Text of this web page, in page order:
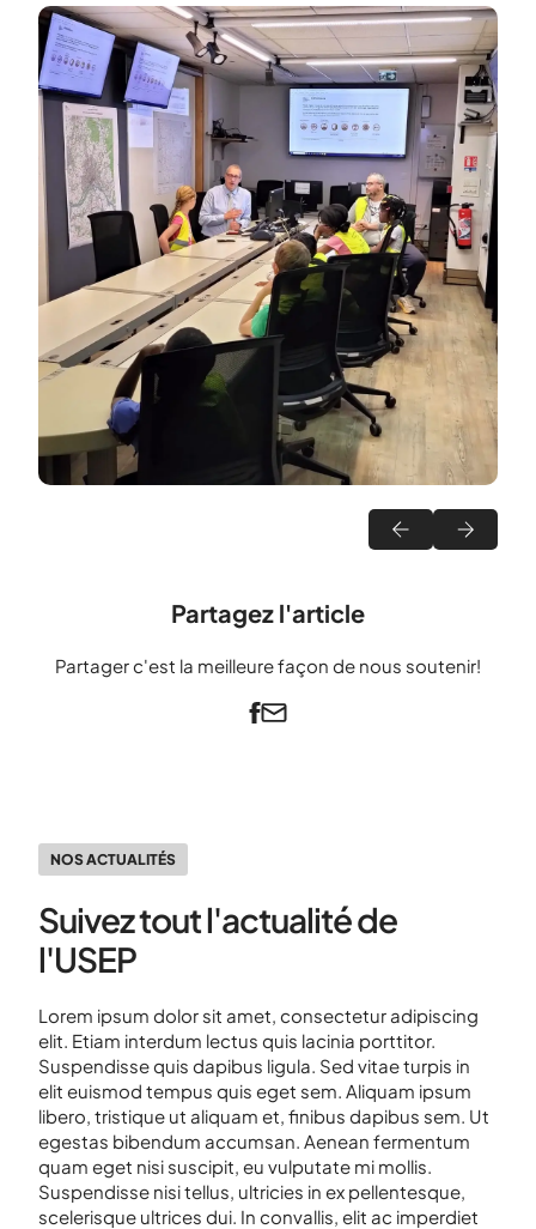
Partagez l'article
Partager c'est la meilleure façon de nous soutenir!
NOS ACTUALITÉS
Suivez tout l'actualité de
l'USEP
Lorem ipsum dolor sit amet, consectetur adipiscing
elit. Etiam interdum lectus quis lacinia porttitor.
Suspendisse quis dapibus ligula. Sed vitae turpis in
elit euismod tempus quis eget sem. Aliquam ipsum
libero, tristique ut aliquam et, finibus dapibus sem. Ut
egestas bibendum accumsan. Aenean fermentum
quam eget nisi suscipit, eu vulputate mi mollis.
Suspendisse nisi tellus, ultricies in ex pellentesque,
scelerisque ultrices dui. In convallis, elit ac imperdiet